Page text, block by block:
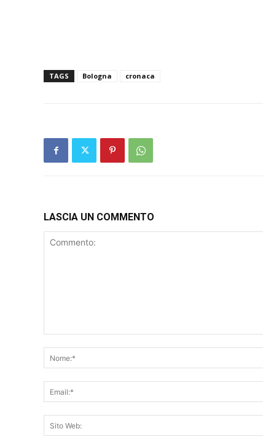
TAGS Bologna cronaca
LASCIA UN COMMENTO